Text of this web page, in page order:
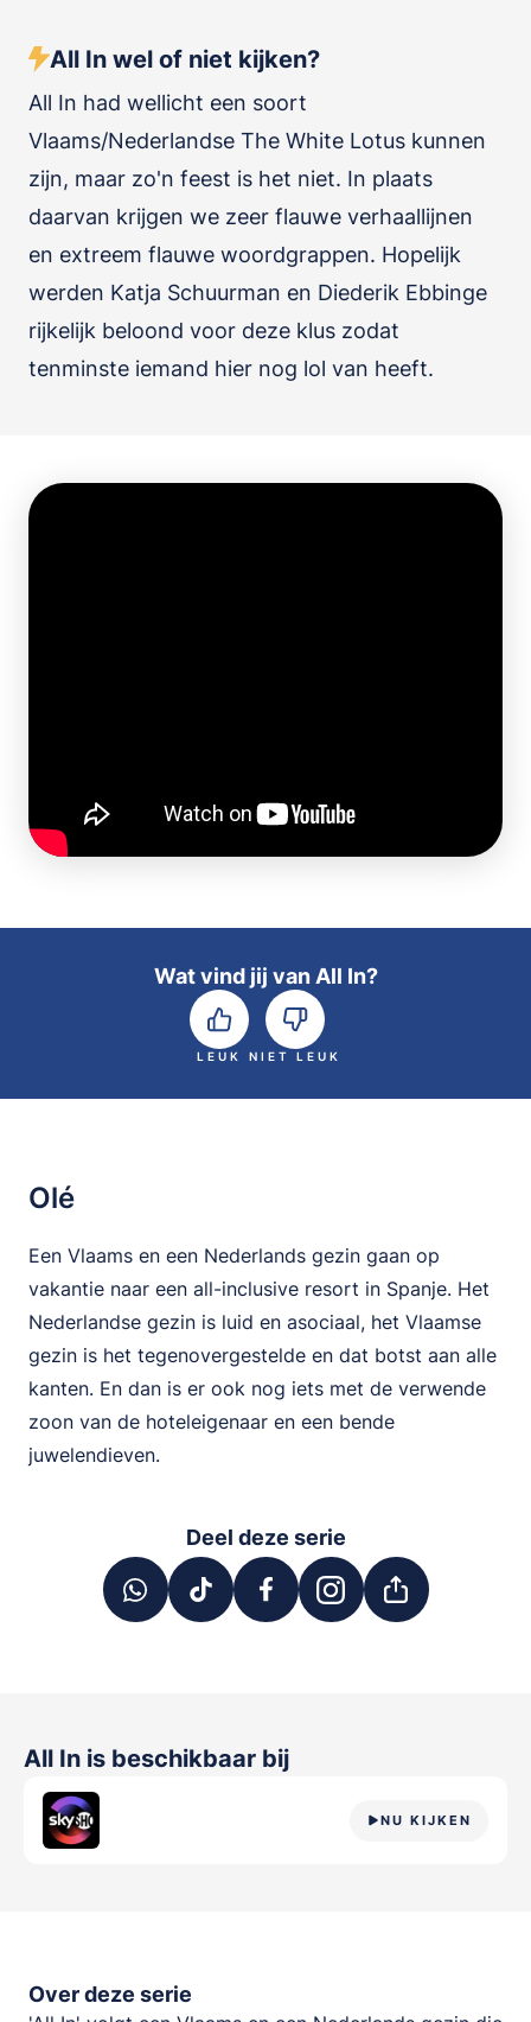
All In wel of niet kijken?
All In had wellicht een soort
Vlaams/Nederlandse The White Lotus kunnen
zijn, maar zo'n feest is het niet. In plaats
daarvan krijgen we zeer flauwe verhaallijnen
en extreem flauwe woordgrappen. Hopelijk
werden Katja Schuurman en Diederik Ebbinge
rijkelijk beloond voor deze klus zodat
tenminste iemand hier nog lol van heeft.
Wat vind jij van All In?
LEUK NIET LEUK
Olé
Een Vlaams en een Nederlands gezin gaan op
vakantie naar een all-inclusive resort in Spanje. Het
Nederlandse gezin is luid en asociaal, het Vlaamse
gezin is het tegenovergestelde en dat botst aan alle
kanten. En dan is er ook nog iets met de verwende
zoon van de hoteleigenaar en een bende
juwelendieven.
Deel deze serie
All In is beschikbaar bij
NU KIJKEN
Over deze serie